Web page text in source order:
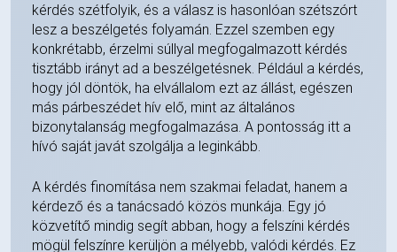
kérdés szétfolyik, és a válasz is hasonlóan szétszórt
lesz a beszélgetés folyamán. Ezzel szemben egy
konkrétabb, érzelmi súllyal megfogalmazott kérdés
tisztább irányt ad a beszélgetésnek. Például a kérdés,
hogy jól döntök, ha elvállalom ezt az állást, egészen
más párbeszédet hív elő, mint az általános
bizonytalanság megfogalmazása. A pontosság itt a
hívó saját javát szolgálja a leginkább.
A kérdés finomítása nem szakmai feladat, hanem a
kérdező és a tanácsadó közös munkája. Egy jó
közvetítő mindig segít abban, hogy a felszíni kérdés
mögül felszínre kerüljön a mélyebb, valódi kérdés. Ez